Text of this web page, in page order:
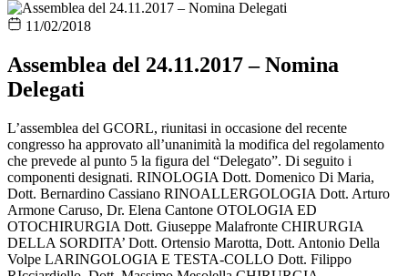
11/02/2018
Assemblea del 24.11.2017 – Nomina
Delegati
L’assemblea del GCORL, riunitasi in occasione del recente
congresso ha approvato all’unanimità la modifica del regolamento
che prevede al punto 5 la figura del “Delegato”. Di seguito i
componenti designati. RINOLOGIA Dott. Domenico Di Maria,
Dott. Bernardino Cassiano RINOALLERGOLOGIA Dott. Arturo
Armone Caruso, Dr. Elena Cantone OTOLOGIA ED
OTOCHIRURGIA Dott. Giuseppe Malafronte CHIRURGIA
DELLA SORDITA’ Dott. Ortensio Marotta, Dott. Antonio Della
Volpe LARINGOLOGIA E TESTA-COLLO Dott. Filippo